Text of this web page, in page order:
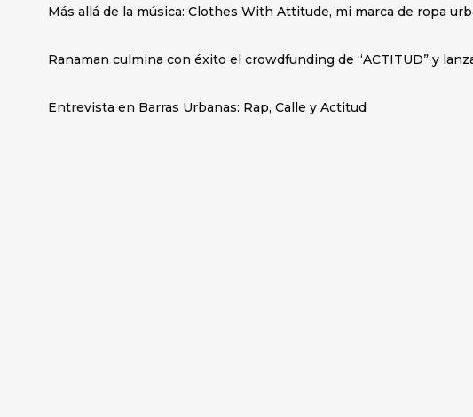
Más allá de la música: Clothes With Attitude, mi marca de ropa
Ranaman culmina con éxito el crowdfunding de “ACTITUD” y
Entrevista en Barras Urbanas: Rap, Calle y Actitud